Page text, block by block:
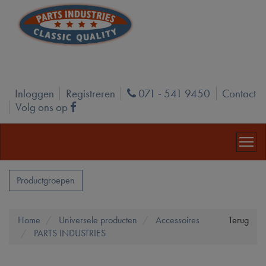
Inloggen Registreren Phone
071 - 541 9450
Contact
Volg ons op
Facebook
Productgroepen
Terug
Home Universele producten
Accessoires
PARTS INDUSTRIES